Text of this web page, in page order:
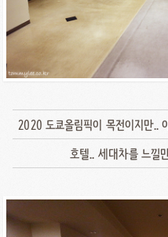
2020 도쿄올림픽이 목전이지만..
호텔.. 세대차를 느낄